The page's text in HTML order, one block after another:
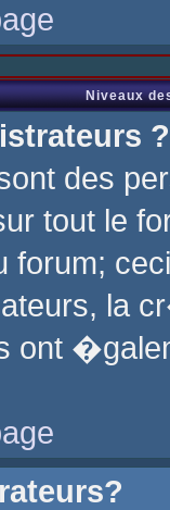
Niveaux
?
des
tout le
forum;
la
ont